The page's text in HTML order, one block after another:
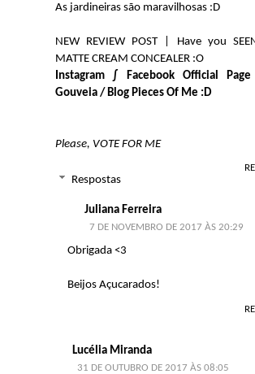
As jardineiras são maravilhosas :D
NEW REVIEW POST | Have you
MATTE CREAM CONCEALER :O
Instagram ∫ Facebook Official Page
Gouveia / Blog Pieces Of Me :D
Please, VOTE FOR ME
Respostas
Juliana Ferreira
7 DE NOVEMBRO DE 2017 ÀS 20:29
Obrigada <3
Beijos Açucarados!
Lucélia Miranda
31 DE OUTUBRO DE 2017 ÀS 08:05